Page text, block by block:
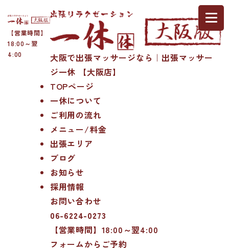
【営業時間】
18:00～翌
4:00
大阪で出張マッサージなら｜出張マッサー
ジ一休 【大阪店】
TOPページ
一休について
ご利用の流れ
メニュー/料金
出張エリア
ブログ
お知らせ
採用情報
お問い合わせ
06-6224-0273
【営業時間】18:00～翌4:00
フォームからご予約